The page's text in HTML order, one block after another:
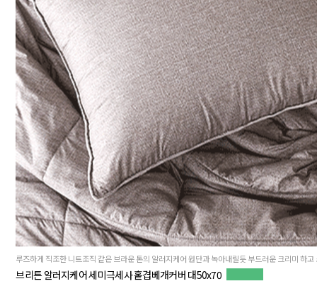
브리튼 알러지케어 세미극세사 홑겹베개커버 대50x70